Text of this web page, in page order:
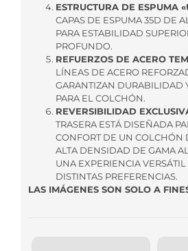
ESTRUCTURA DE ESPUMA
CAPAS DE ESPUMA 35D DE
PARA ESTABILIDAD
PROFUNDO.
REFUERZOS DE ACERO
LÍNEAS DE ACERO
GARANTIZAN DURABILIDAD
PARA EL COLCHÓN.
REVERSIBILIDAD
TRASERA ESTÁ DISEÑADA
CONFORT DE UN COLCHÓN
ALTA DENSIDAD DE GAMA
UNA EXPERIENCIA
DISTINTAS PREFERENCIAS.
LAS IMÁGENES SON SOLO A